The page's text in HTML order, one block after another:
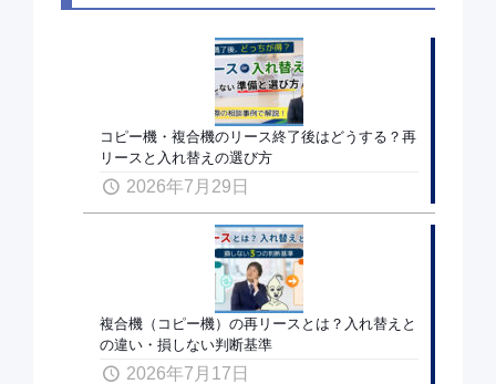
コピー機・複合機のリース終了後はどうする？再
リースと入れ替えの選び方
2026年7月29日
複合機（コピー機）の再リースとは？入れ替えと
の違い・損しない判断基準
2026年7月17日